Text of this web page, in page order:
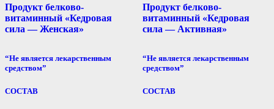
Продукт белково-
витаминный «Кедровая
сила — Женская»
“Не является лекарственным
средством”
СОСТАВ
Продукт белково-
витаминный «Кедровая
сила — Активная»
“Не является лекарственным
средством”
СОСТАВ